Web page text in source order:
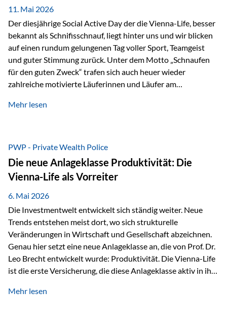
Wertentwicklung. Der Investmentansatz: Value Investing
mit Weitblick Im Zentrum steht ein…
11. Mai 2026
Der diesjährige Social Active Day der die Vienna-Life, besser
bekannt als Schnifisschnauf, liegt hinter uns und wir blicken
auf einen rundum gelungenen Tag voller Sport, Teamgeist
und guter Stimmung zurück. Unter dem Motto „Schnaufen
für den guten Zweck“ trafen sich auch heuer wieder
zahlreiche motivierte Läuferinnen und Läufer am
Höchstleistungen für einen guten Zweck zu erbringen. Mit
Mäder gesammelt werden konnten. Die anspruchsvolle
Strecke mit rund 4,8 Kilometern und 680 Höhenmetern
stellte die Teilnehmerinnen und Teilnehmer vor eine
sportliche Herausforderung. Doch…
Mehr lesen
PWP - Private Wealth Police
Die neue Anlageklasse Produktivität: Die
Vienna-Life als Vorreiter
6. Mai 2026
Die Investmentwelt entwickelt sich ständig weiter. Neue
Trends entstehen meist dort, wo sich strukturelle
Veränderungen in Wirtschaft und Gesellschaft abzeichnen.
Genau hier setzt eine neue Anlageklasse an, die von Prof. Dr.
Leo Brecht entwickelt wurde: Produktivität. Die Vienna-Life
ist die erste Versicherung, die diese Anlageklasse aktiv in ihre
Vorreiter. Warum auf das Thema Produktivität setzen? Die
Mehr lesen